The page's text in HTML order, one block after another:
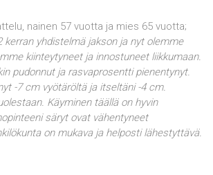
nainen 57 vuotta ja mies 65 vuotta;
kerran yhdistelmä jakson ja nyt olemme
kiinteytyneet ja innostuneet liikkumaan.
pudonnut ja rasvaprosentti pienentynyt.
-7 cm vyötäröltä ja itseltäni -4 cm.
Käyminen täällä on hyvin
säryt ovat vähentyneet
on mukava ja helposti lähestyttävä.